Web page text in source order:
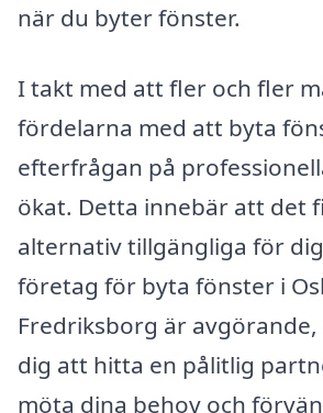
när du byter fönster.
I takt med att fler och fler
fördelarna med att byta
efterfrågan på
ökat. Detta innebär att det
alternativ tillgängliga för
företag för byta fönster i
Fredriksborg är
dig att hitta en pålitlig
möta dina behov och